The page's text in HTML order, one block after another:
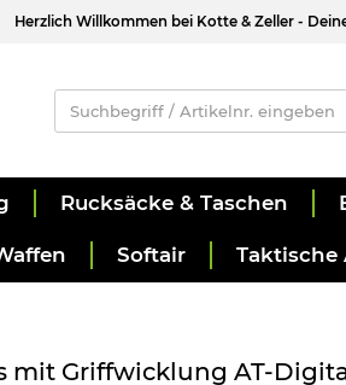
Herzlich Willkommen bei Kotte & Zeller -
Rucksäcke & Taschen
Softair Taktische
mit Griffwicklung AT-